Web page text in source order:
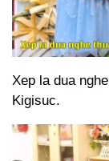
Xep la dua
Kigisuc.